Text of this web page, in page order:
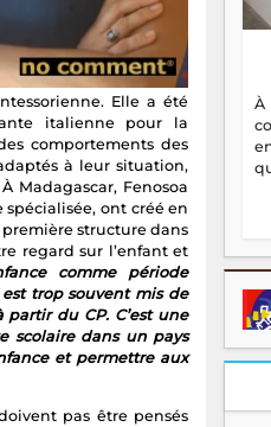
Elle a été
italienne pour la
comportements des
à leur situation,
Madagascar, Fenosoa
ont créé en
première structure dans
regard sur l’enfant et
comme période
trop souvent mis de
du CP. C’est une
scolaire dans un pays
et permettre aux
pas être pensés